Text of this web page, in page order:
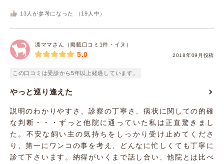
13 人が参考になった （ 19 人中）
凛ママさん（掲載口コミ1件・イヌ）
2018年09月投稿
5.0
この口コミは受診から5年以上経過しています。
やっと巡り逢えた
説明のわかりやすさ、診察の丁寧さ、病状に関しての的確
な判断・・・ずっと他院に通っていた私は正直驚きまし
た。不安な飼い主の気持ちをしっかり受け止めてくださ
り、第一にワンコの事を考え、どんなに忙しくても丁寧に
診て下さいます。納得がいくまで話し合い、他院とは比べ